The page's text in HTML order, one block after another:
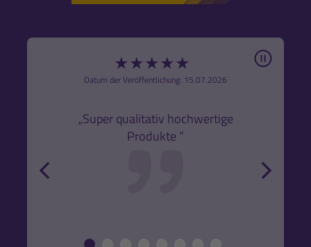
★★★★★
Datum der Veröffentlichung: 15.07.2026
„Super qualitativ hochwertige
Produkte ”
Pause